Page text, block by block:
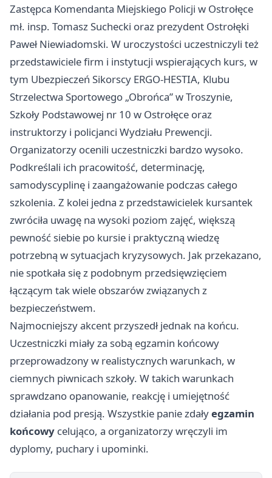
Zastępca Komendanta Miejskiego Policji w Ostrołęce
mł. insp. Tomasz Suchecki oraz prezydent Ostrołęki
Paweł Niewiadomski. W uroczystości uczestniczyli też
przedstawiciele firm i instytucji wspierających kurs, w
tym Ubezpieczeń Sikorscy ERGO-HESTIA, Klubu
Strzelectwa Sportowego „Obrońca” w Troszynie,
Szkoły Podstawowej nr 10 w Ostrołęce oraz
instruktorzy i policjanci Wydziału Prewencji.
Organizatorzy ocenili uczestniczki bardzo wysoko.
Podkreślali ich pracowitość, determinację,
samodyscyplinę i zaangażowanie podczas całego
szkolenia. Z kolei jedna z przedstawicielek kursantek
zwróciła uwagę na wysoki poziom zajęć, większą
pewność siebie po kursie i praktyczną wiedzę
potrzebną w sytuacjach kryzysowych. Jak przekazano,
nie spotkała się z podobnym przedsięwzięciem
łączącym tak wiele obszarów związanych z
bezpieczeństwem.
Najmocniejszy akcent przyszedł jednak na końcu.
Uczestniczki miały za sobą egzamin końcowy
przeprowadzony w realistycznych warunkach, w
ciemnych piwnicach szkoły. W takich warunkach
sprawdzano opanowanie, reakcję i umiejętność
działania pod presją. Wszystkie panie zdałyegzamin
końcowy celująco, a organizatorzy wręczyli im
dyplomy, puchary i upominki.